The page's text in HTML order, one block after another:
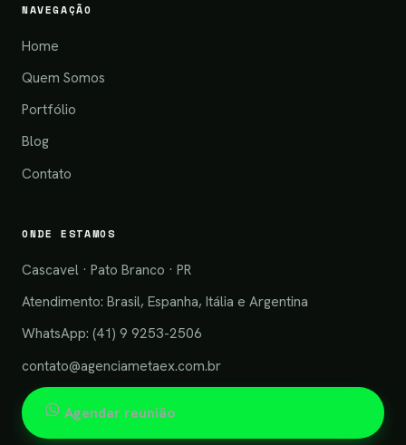
NAVEGAÇÃO
Home
Quem Somos
Portfólio
Blog
Contato
ONDE ESTAMOS
Cascavel · Pato Branco · PR
Atendimento: Brasil, Espanha, Itália e Argentina
WhatsApp: (41) 9 9253-2506
contato@agenciametaex.com.br
Agendar reunião